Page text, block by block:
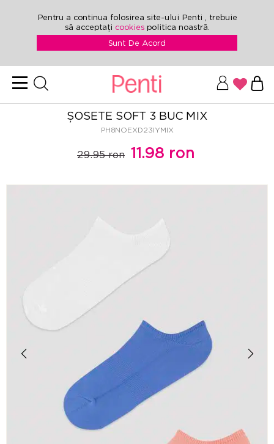
Pentru a continua folosirea site-ului Penti , trebuie
să acceptați cookies politica noastră.
Sunt De Acord
ȘOSETE SOFT 3 BUC MIX
PH8NOEXD23IYMIX
29.95 ron 11.98 ron